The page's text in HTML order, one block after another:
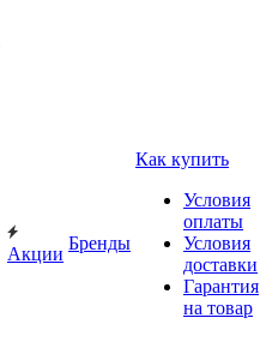
Акции
Бренды
Как купить
Условия
оплаты
Условия
доставки
Гарантия
на товар